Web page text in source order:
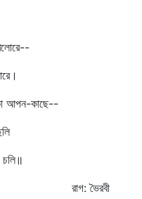
আপন-কাছে--
রাগ: ভৈরবী